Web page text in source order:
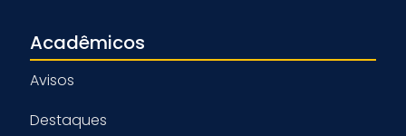
Acadêmicos
Avisos
Destaques